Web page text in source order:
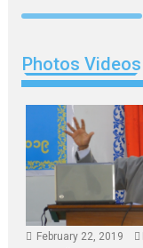
Photos Videos
February 22, 2019